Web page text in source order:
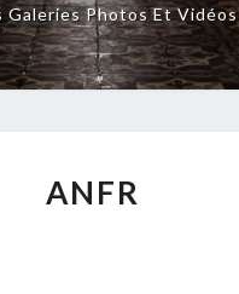
Galeries Photos Et Vidéos
ANFR